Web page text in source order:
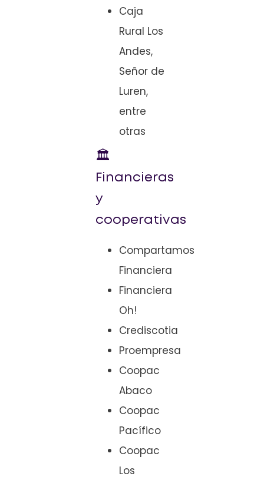
Caja
Rural Los
Andes,
Señor de
Luren,
entre
otras
🏛️
Financieras
y
cooperativas
Compartamos
Financiera
Financiera
Oh!
Crediscotia
Proempresa
Coopac
Abaco
Coopac
Pacífico
Coopac
Los